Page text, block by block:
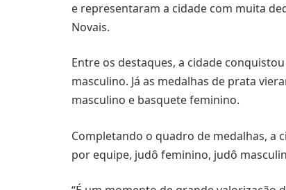
e representaram a cidade com muita
Novais.
Entre os destaques, a cidade
masculino. Já as medalhas de prata
masculino e basquete feminino.
Completando o quadro de medalhas, a
por equipe, judô feminino, judô